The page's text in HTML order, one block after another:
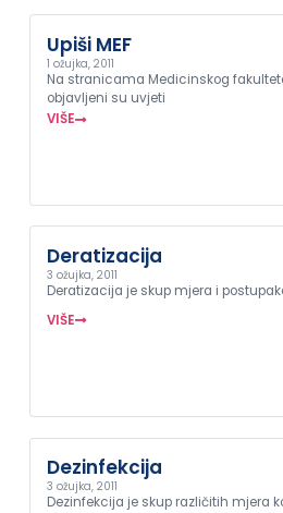
Upiši MEF
1 ožujka, 2011
Na stranicama Medicinskog
objavljeni su uvjeti
VIŠE
Deratizacija
3 ožujka, 2011
Deratizacija je skup mjera i
VIŠE
Dezinfekcija
3 ožujka, 2011
Dezinfekcija je skup različitih mjera